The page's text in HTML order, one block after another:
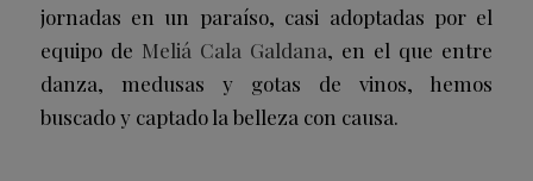
jornadas en un paraíso, casi adoptadas por el
equipo de Meliá Cala Galdana, en el que entre
danza, medusas y gotas de vinos, hemos
buscado y captado la belleza con causa.